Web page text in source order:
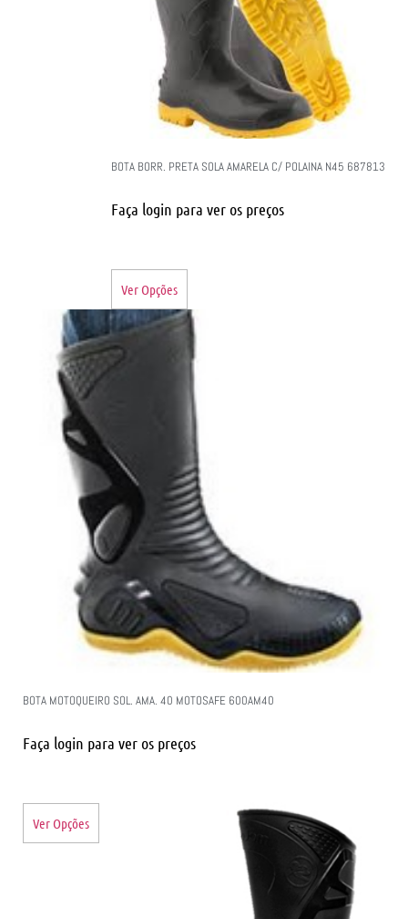
BOTA BORR. PRETA SOLA AMARELA C/ POLAINA N45 687813
Faça login para ver os preços
Ver Opções
BOTA MOTOQUEIRO SOL. AMA. 40 MOTOSAFE 600AM40
Faça login para ver os preços
Ver Opções